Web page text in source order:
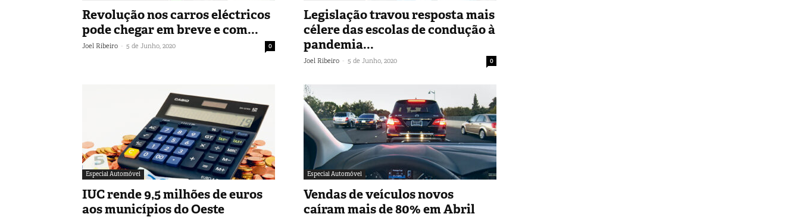
Revolução nos carros eléctricos
pode chegar em breve e com...
Joel Ribeiro - 5 de Junho, 2020 0
Legislação travou resposta mais
célere das escolas de condução à
pandemia...
Joel Ribeiro - 5 de Junho, 2020 0
Especial Automóvel
IUC rende 9,5 milhões de euros
aos municípios do Oeste
Especial Automóvel
Vendas de veículos novos
caíram mais de 80% em Abril